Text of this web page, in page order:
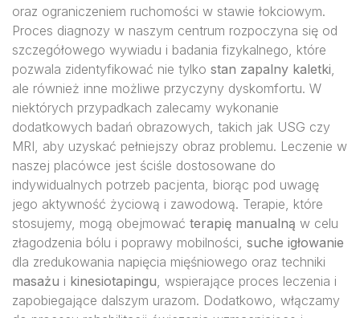
oraz ograniczeniem ruchomości w stawie łokciowym.
Proces diagnozy w naszym centrum rozpoczyna się od
szczegółowego wywiadu i badania fizykalnego, które
pozwala zidentyfikować nie tylko stan zapalny kaletki,
ale również inne możliwe przyczyny dyskomfortu. W
niektórych przypadkach zalecamy wykonanie
dodatkowych badań obrazowych, takich jak USG czy
MRI, aby uzyskać pełniejszy obraz problemu. Leczenie w
naszej placówce jest ściśle dostosowane do
indywidualnych potrzeb pacjenta, biorąc pod uwagę
jego aktywność życiową i zawodową. Terapie, które
stosujemy, mogą obejmować terapię manualną w celu
złagodzenia bólu i poprawy mobilności, suche igłowanie
dla zredukowania napięcia mięśniowego oraz techniki
masażu i kinesiotapingu, wspierające proces leczenia i
zapobiegające dalszym urazom. Dodatkowo, włączamy